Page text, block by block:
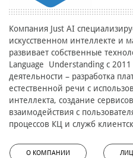
Компания Just AI
искусственном интеллекте и
развивает собственные
Language Understanding с
деятельности – разработка
естественной речи с
интеллекта, создание
взаимодействия с
процессов КЦ и служб
О КОМПАНИИ